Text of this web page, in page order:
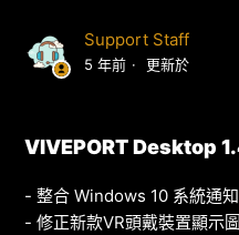
Support Staff
5 年前 更新於
VIVEPORT Desktop
- 整合 Windows 10 系統通知
- 修正新款VR頭戴裝置顯示